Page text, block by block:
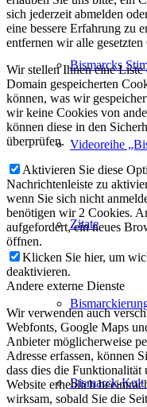
Bismarcks
Videoreihe
Zitate
Bismarck-Kult
sich jederzeit abmelden
eine bessere Erfahrung zu
entfernen wir alle
Wir stellen Ihnen eine
Domain gespeicherten
können, was wir
wir keine Cookies von
können diese in den
überprüfen.
Aktivieren Sie diese
Nachrichtenleiste zu
wenn Sie sich nicht
benötigen wir 2 Cookies.
aufgefordert, ein neues
öffnen.
Klicken Sie hier, um
deaktivieren.
Andere externe Dienste
Wir verwenden auch
Webfonts, Google Maps
Anbieter möglicherweise
Adresse erfassen, können
dass dies die Funktionalität
Website erheblich
wirksam, sobald Sie die